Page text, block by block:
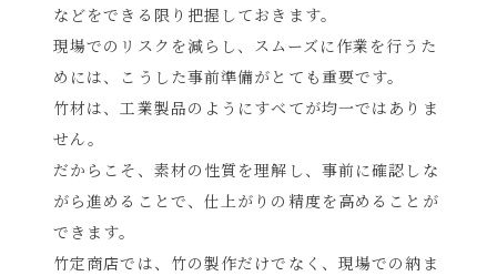
などをできる限り把握しておきます。
現場でのリスクを減らし、スムーズに作業を行うた
めには、こうした事前準備がとても重要です。
竹材は、工業製品のようにすべてが均一ではありま
せん。
だからこそ、素材の性質を理解し、事前に確認しな
がら進めることで、仕上がりの精度を高めることが
できます。
竹定商店では、竹の製作だけでなく、現場での納ま